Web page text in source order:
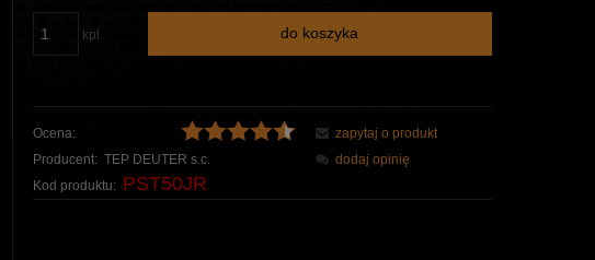
kpl. do koszyka
Ocena:
Producent: TEP DEUTER s.c.
Kod produktu: PST50JR
zapytaj o produkt
dodaj opinię